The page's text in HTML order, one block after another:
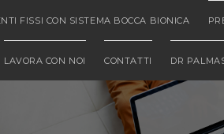
FISSI CON SISTEMA BOCCA BIONICA
LAVORA CON NOI CONTATTI DR